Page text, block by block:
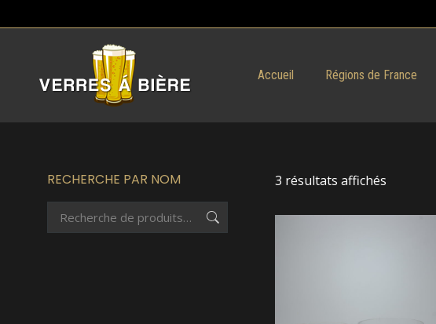
Accueil Régions de France
3 résultats affichés
RECHERCHE PAR NOM